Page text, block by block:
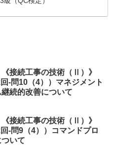
《接続工事の技術（Ⅱ）》
回-問10（4））マネジメント
続的改善について
《接続工事の技術（Ⅱ）》
回-問9（4））コマンドプロ
いて